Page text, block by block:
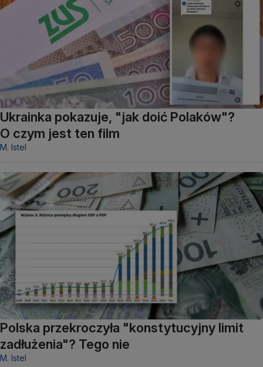
Ukrainka pokazuje, "jak doić Polaków"?
O czym jest ten film
M. Istel
Polska przekroczyła "konstytucyjny limit
zadłużenia"? Tego nie
M. Istel